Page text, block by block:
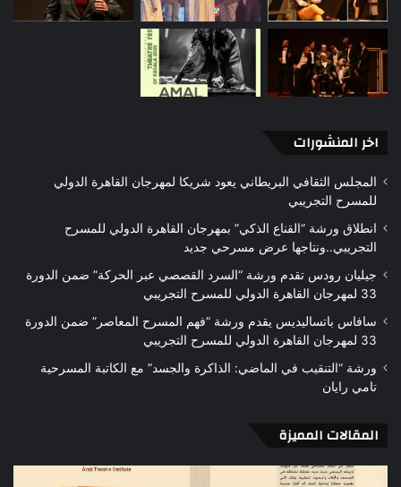
اخر المنشورات
المجلس الثقافي البريطاني يعود شريكا لمهرجان القاهرة الدولي
للمسرح التجريبي
انطلاق ورشة “القناع الذكي” بمهرجان القاهرة الدولي للمسرح
التجريبي..ونتاجها عرض مسرحي جديد
جيليان رودس تقدم ورشة “السرد القصصي عبر الحركة” ضمن الدورة
33 لمهرجان القاهرة الدولي للمسرح التجريبي
سافاس باتساليديس يقدم ورشة “فهم المسرح المعاصر” ضمن الدورة
33 لمهرجان القاهرة الدولي للمسرح التجريبي
ورشة “التنقيب في الماضي: الذاكرة والجسد” مع الكاتبة المسرحية
تامي رايان
المقالات المميزة